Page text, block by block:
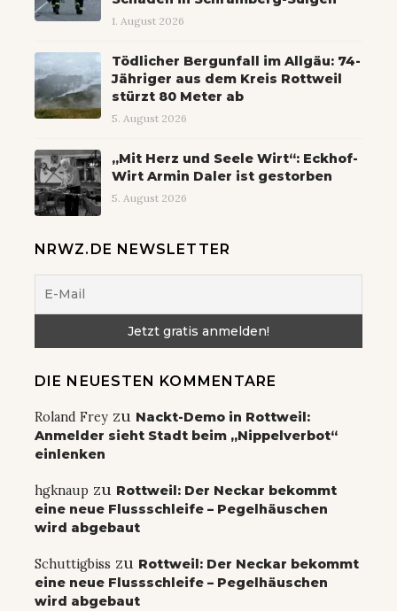
1. August 2026
Tödlicher Bergunfall im Allgäu: 74-
Jähriger aus dem Kreis Rottweil
stürzt 80 Meter ab
5. August 2026
„Mit Herz und Seele Wirt“: Eckhof-
Wirt Armin Daler ist gestorben
5. August 2026
NRWZ.DE NEWSLETTER
DIE NEUESTEN KOMMENTARE
Roland Frey zu Nackt-Demo in Rottweil:
Anmelder sieht Stadt beim „Nippelverbot“
einlenken
hgknaup zu Rottweil: Der Neckar bekommt
eine neue Flussschleife – Pegelhäuschen
wird abgebaut
Schuttigbiss zu Rottweil: Der Neckar bekommt
eine neue Flussschleife – Pegelhäuschen
wird abgebaut